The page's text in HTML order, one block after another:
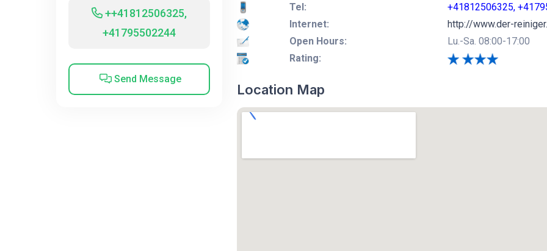
++41812506325,
+41795502244
Send Message
Tel:
+41812506325,
Internet:
http://www.der-
Open Hours:
Lu.-Sa. 08:00-17:00
Rating:
Location Map